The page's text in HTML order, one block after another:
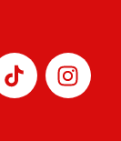
I
n
s